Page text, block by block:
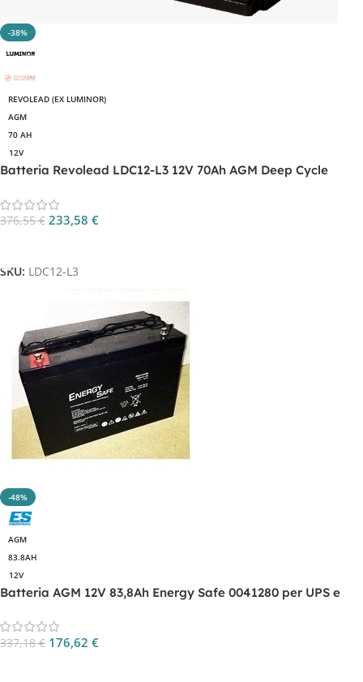
-38%
REVOLEAD (EX LUMINOR)
AGM
70 AH
12V
Batteria Revolead LDC12-L3 12V 70Ah AGM Deep Cycle
376,55€ 233,58 €
SKU: LDC12-L3
-48%
AGM
83.8AH
12V
Batteria AGM 12V 83,8Ah Energy Safe 0041280 per UPS e
337,18€ 176,62 €